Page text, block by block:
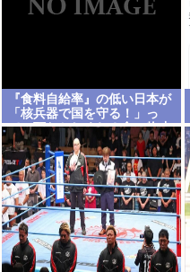
『食料自給率』の低い日本が
「核兵器で国を守る！」っ
て、頭おかしくね？食べ物止
められたら終わりじゃん